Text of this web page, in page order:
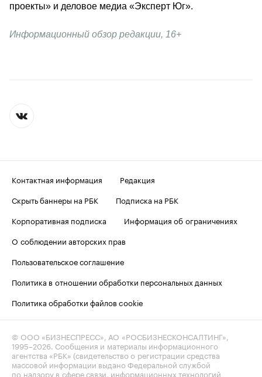
проекты» и деловое медиа «Эксперт Юг».
Информационный обзор редакции, 16+
Контактная информация
Редакция
Скрыть баннеры на РБК
Подписка на РБК
Корпоративная подписка
Информация об ограничениях
О соблюдении авторских прав
Пользовательское соглашение
Политика в отношении обработки персональных данных
Политика обработки файлов cookie
© ООО «БИЗНЕСПРЕСС», АО «РОСБИЗНЕСКОНСАЛТИНГ»,
1995–2026 . Сообщения и материалы информационного
агентства «РБК» (свидетельство о регистрации средства
массовой информации выдано Федеральной службой
по надзору в сфере связи, информационных технологий